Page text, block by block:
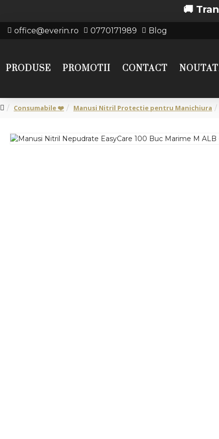
🚚 Transport
office@everin.ro 0770171989 Blog
PRODUSE PROMOTII CONTACT
Consumabile ❤️ Manusi Nitril Protectie pentru Manichiura